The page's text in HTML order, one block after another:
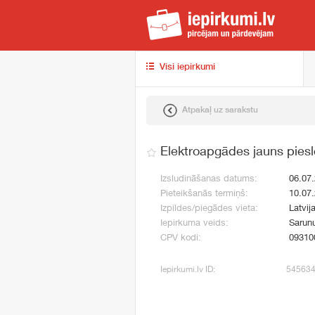
Visi iepirkumi
Atpakaļ uz sarakstu
Elektroapgādes jauns
Izsludināšanas datums:
Pieteikšanās termiņš:
Izpildes/piegādes vieta:
Iepirkuma veids:
CPV kodi:
Iepirkumi.lv ID: